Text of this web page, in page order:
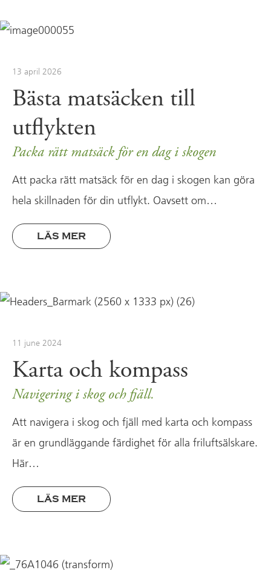
13 april 2026
Bästa matsäcken till
utflykten
Packa rätt matsäck för en dag i skogen
Att packa rätt matsäck för en dag i skogen kan göra
hela skillnaden för din utflykt. Oavsett om…
LÄS MER
11 june 2024
Karta och kompass
Navigering i skog och fjäll.
Att navigera i skog och fjäll med karta och kompass
är en grundläggande färdighet för alla friluftsälskare.
Här…
LÄS MER